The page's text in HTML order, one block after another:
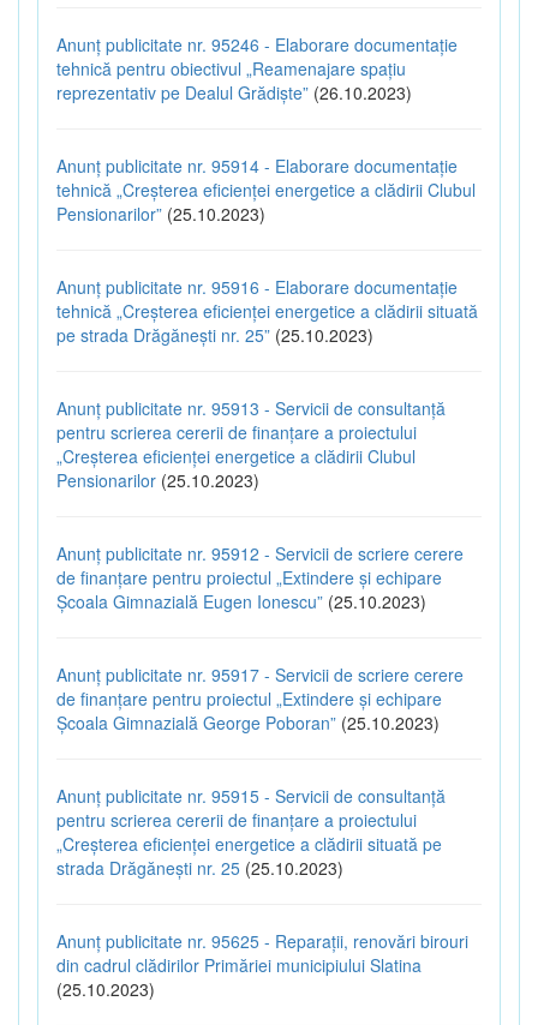
Anunț publicitate nr. 95246 - Elaborare documentație
tehnică pentru obiectivul „Reamenajare spațiu
reprezentativ pe Dealul Grădiște” (26.10.2023)
Anunț publicitate nr. 95914 - Elaborare documentație
tehnică „Creșterea eficienței energetice a clădirii Clubul
Pensionarilor” (25.10.2023)
Anunț publicitate nr. 95916 - Elaborare documentație
tehnică „Creșterea eficienței energetice a clădirii situată
pe strada Drăgănești nr. 25” (25.10.2023)
Anunț publicitate nr. 95913 - Servicii de consultanță
pentru scrierea cererii de finanțare a proiectului
„Creșterea eficienței energetice a clădirii Clubul
Pensionarilor (25.10.2023)
Anunț publicitate nr. 95912 - Servicii de scriere cerere
de finanțare pentru proiectul „Extindere și echipare
Școala Gimnazială Eugen Ionescu” (25.10.2023)
Anunț publicitate nr. 95917 - Servicii de scriere cerere
de finanțare pentru proiectul „Extindere și echipare
Școala Gimnazială George Poboran” (25.10.2023)
Anunț publicitate nr. 95915 - Servicii de consultanță
pentru scrierea cererii de finanțare a proiectului
„Creșterea eficienței energetice a clădirii situată pe
strada Drăgănești nr. 25 (25.10.2023)
Anunț publicitate nr. 95625 - Reparații, renovări birouri
din cadrul clădirilor Primăriei municipiului Slatina
(25.10.2023)